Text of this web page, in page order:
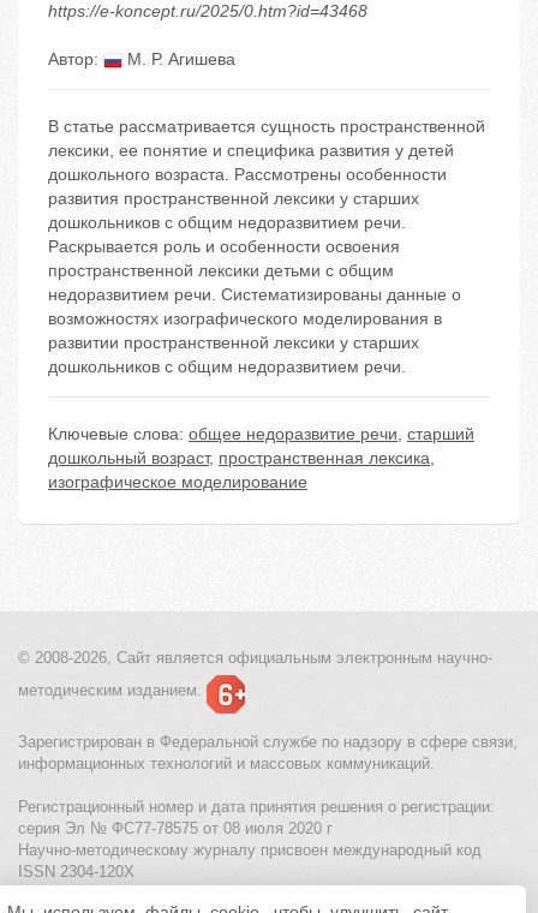
https://e-koncept.ru/2025/0.htm?id=43468
Автор: М. Р. Агишева
В статье рассматривается сущность пространственной
лексики, ее понятие и специфика развития у детей
дошкольного возраста. Рассмотрены особенности
развития пространственной лексики у старших
дошкольников с общим недоразвитием речи.
Раскрывается роль и особенности освоения
пространственной лексики детьми с общим
недоразвитием речи. Систематизированы данные о
возможностях изографического моделирования в
развитии пространственной лексики у старших
дошкольников с общим недоразвитием речи.
Ключевые слова: общее недоразвитие речи, старший
дошкольный возраст, пространственная лексика,
изографическое моделирование
© 2008-2026, Сайт является официальным электронным научно-
методическим изданием.
Зарегистрирован в Федеральной службе по надзору в сфере связи,
информационных технологий и массовых коммуникаций.
Регистрационный номер и дата принятия решения о регистрации:
серия Эл № ФС77-78575 от 08 июля 2020 г
Научно-методическому журналу присвоен международный код
ISSN 2304-120X